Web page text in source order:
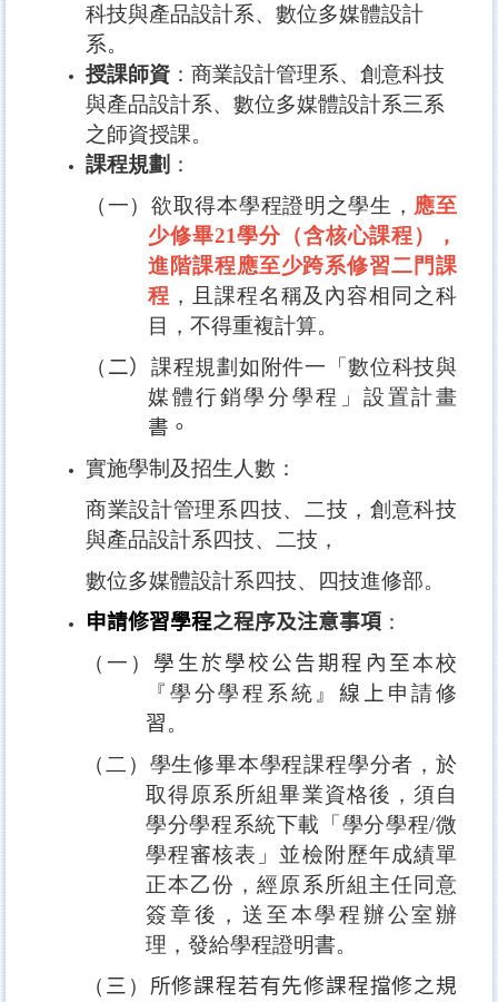
科技與產品設計系、數位多媒體設計
系。
授課師資 ：商業設計管理系、創意科技
與產品設計系、數位多媒體設計系三系
之師資授課。
課程規劃 ：
（一）欲取得本學程證明之學生， 應至
少修畢21學分（含核心課程），
進階課程應至少跨系修習二門課
程 ，且課程名稱及內容相同之科
目，不得重複計算。
（ 二）課程規劃如附件一「數位科技與
媒體行銷學分學程」設置計畫
書。
實施學制及招生人數 ：
商業設計管理系四技、二技，創意科技
與產品設計系四技、二技，
數位多媒體設計系四技、四技進修部。
申請修習學程之程序及注意事項 ：
（一） 學生於學校公告期程內至本校
『學分學程系統』 線上 申請修
習。
（二）學生修畢本學程課程學分者，於
取得原系所組畢業資格後，須自
學分學程系統下載「學分學程/微
學程審核表」並檢附歷年成績單
正本乙份，經原系所組主任同意
簽章後，送至本學程辦公室辦
理，發給學程證明書。
（ 三 ） 所修課程若有先修課程擋修之規